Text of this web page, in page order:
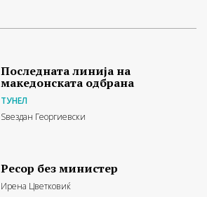
Последната линија на
македонската одбрана
ТУНЕЛ
Ѕвездан Георгиевски
Ресор без министер
Ирена Цветковиќ